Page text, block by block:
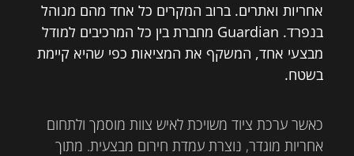
אחריות ואתרים. ברוב המקרים כל אחד מהם מנוהל
בנפרד. Guardian מחברת בין כל המרכיבים למודל
מבצעי אחד, המשקף את המציאות כפי שהיא קיימת
בשטח.
כאשר ערכת ציוד משויכת לאיש צוות מוסמך ולתחום
אחריות מוגדר, נוצרת עמדת חירום מבצעית. מתוך